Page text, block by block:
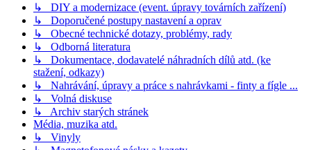
↳ DIY a modernizace (event. úpravy továrních zařízení)
↳ Doporučené postupy nastavení a oprav
↳ Obecné technické dotazy, problémy, rady
↳ Odborná literatura
↳ Dokumentace, dodavatelé náhradních dílů atd. (ke
stažení, odkazy)
↳ Nahrávání, úpravy a práce s nahrávkami - finty a fígle ...
↳ Volná diskuse
↳ Archiv starých stránek
Média, muzika atd.
↳ Vinyly